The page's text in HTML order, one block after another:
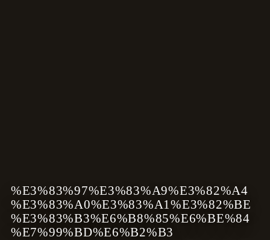
%E3%83%97%E3%83%A9%E3%82%A4
%E3%83%A0%E3%83%A1%E3%82%BE
%E3%83%B3%E6%B8%85%E6%BE%84
%E7%99%BD%E6%B2%B3